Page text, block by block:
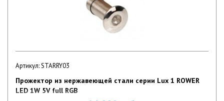
Артикул: STARRY03
Прожектор из нержавеющей стали серии Lux 1 ROWER
LED 1W 5V full RGB